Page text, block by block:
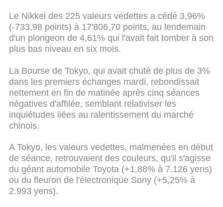
Le Nikkei des 225 valeurs vedettes a cédé 3,96%
(-733,98 points) à 17'806,70 points, au lendemain
d'un plongeon de 4,61% qui l'avait fait tomber à son
plus bas niveau en six mois.
La Bourse de Tokyo, qui avait chuté de plus de 3%
dans les premiers échanges mardi, rebondissait
nettement en fin de matinée après cinq séances
négatives d'affilée, semblant relativiser les
inquiétudes liées au ralentissement du marché
chinois.
A Tokyo, les valeurs vedettes, malmenées en début
de séance, retrouvaient des couleurs, qu'il s'agisse
du géant automobile Toyota (+1,88% à 7.126 yens)
ou du fleuron de l'électronique Sony (+5,25% à
2.993 yens).